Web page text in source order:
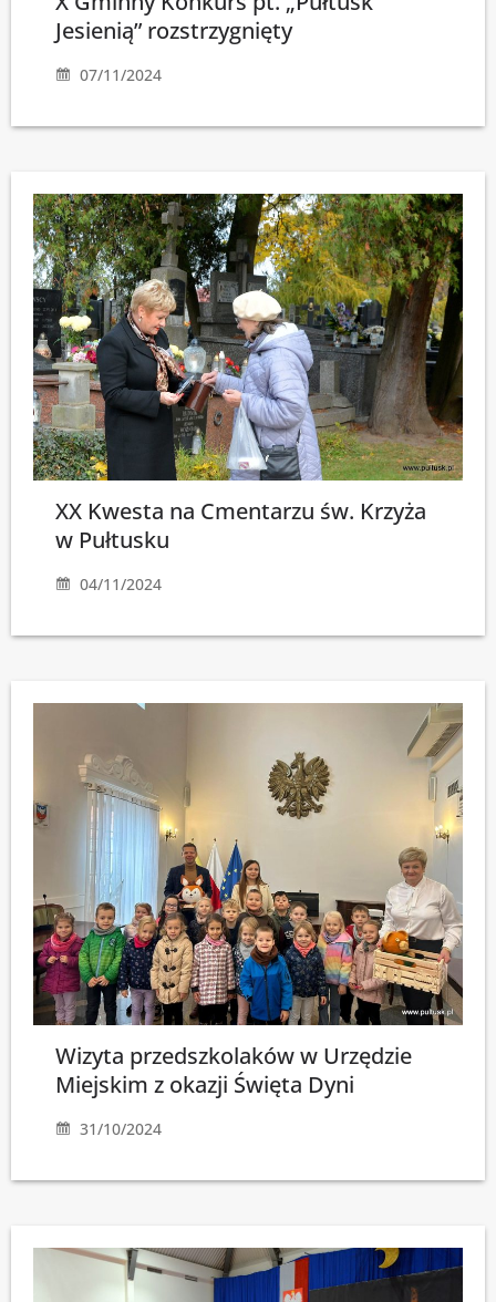
Jesienią” rozstrzygnięty
07/11/2024
XX Kwesta na Cmentarzu św. Krzyża
w Pułtusku
04/11/2024
Wizyta przedszkolaków w Urzędzie
Miejskim z okazji Święta Dyni
31/10/2024